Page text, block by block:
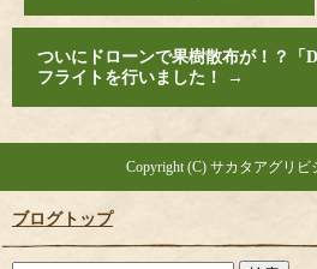
ついにドローンで果樹散布が！？「
フライトを行いました！
→
Copyright (C) サカタアグリビ
ブログトップ